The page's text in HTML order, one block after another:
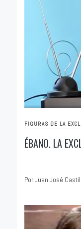
FIGURAS DE LA
ÉBANO. LA
Por Juan José